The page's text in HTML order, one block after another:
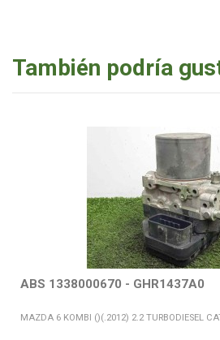
También podría
ABS 1338000670 - GHR1437A0
MAZDA 6 KOMBI ()(.2012) 2.2 TURBODIESEL